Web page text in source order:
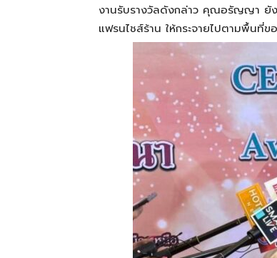
งานรับรางวัลดังกล่าว คุณอรัญญา ยัง
แฟรนไชส์ร้าน ให้กระจายไปตามพื้นที่